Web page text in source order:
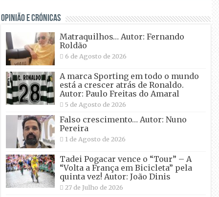
OPINIÃO E CRÓNICAS
Matraquilhos… Autor: Fernando
Roldão
6 de Agosto de 2026
A marca Sporting em todo o mundo
está a crescer atrás de Ronaldo.
Autor: Paulo Freitas do Amaral
5 de Agosto de 2026
Falso crescimento… Autor: Nuno
Pereira
1 de Agosto de 2026
Tadei Pogacar vence o “Tour” – A
“Volta a França em Bicicleta” pela
quinta vez! Autor: João Dinis
27 de Julho de 2026